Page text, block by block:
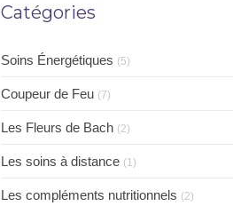
Catégories
Soins Énergétiques (5)
Coupeur de Feu (7)
Les Fleurs de Bach (2)
Les soins à distance (1)
Les compléments nutritionnels (2)